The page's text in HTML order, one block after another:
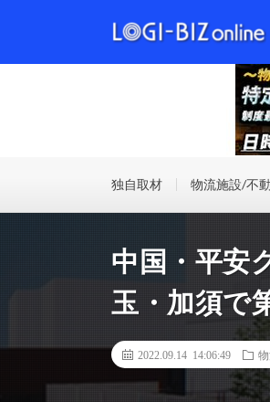
独自取材 物流施設/不
中国・平安
玉・加須で
2022.09.14 14:06:49